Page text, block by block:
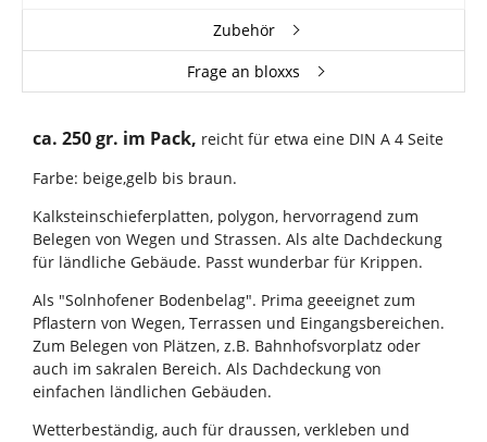
Zubehör
Frage an bloxxs
ca. 250 gr. im Pack, reicht für etwa eine DIN A 4 Seite
Farbe: beige,gelb bis braun.
Kalksteinschieferplatten, polygon, hervorragend zum
Belegen von Wegen und Strassen. Als alte Dachdeckung
für ländliche Gebäude. Passt wunderbar für Krippen.
Als "Solnhofener Bodenbelag". Prima geeeignet zum
Pflastern von Wegen, Terrassen und Eingangsbereichen.
Zum Belegen von Plätzen, z.B. Bahnhofsvorplatz oder
auch im sakralen Bereich. Als Dachdeckung von
einfachen ländlichen Gebäuden.
Wetterbeständig, auch für draussen, verkleben und